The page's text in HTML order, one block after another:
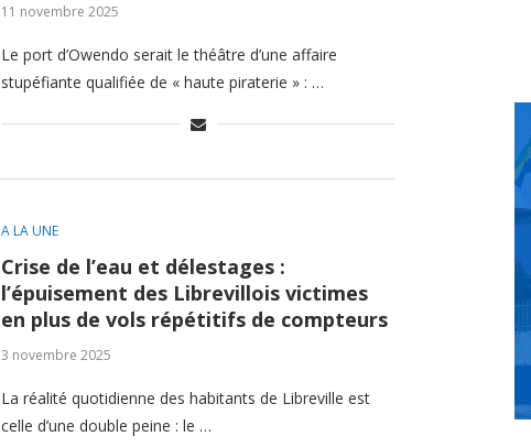
11 novembre 2025
Le port d’Owendo serait le théâtre d’une affaire
stupéfiante qualifiée de « haute piraterie » : …
A LA UNE
Crise de l’eau et délestages :
l’épuisement des Librevillois victimes
en plus de vols répétitifs de compteurs
3 novembre 2025
La réalité quotidienne des habitants de Libreville est
celle d’une double peine : le …